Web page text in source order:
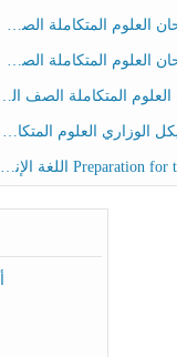
الصف الخامس انسبير الفصل الثالث
الصف الخامس عام الفصل الثالث
الصف الخامس انسبير الفصل الثالث
الصف الخامس عام الفصل الثالث